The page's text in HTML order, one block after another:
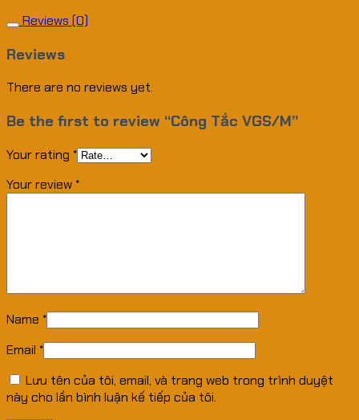
Reviews (0)
Reviews
There are no reviews yet.
Be the first to review “Công Tắc VGS/M”
Your rating *
Your review *
Name *
Email *
Lưu tên của tôi, email, và trang web trong trình duyệt
này cho lần bình luận kế tiếp của tôi.